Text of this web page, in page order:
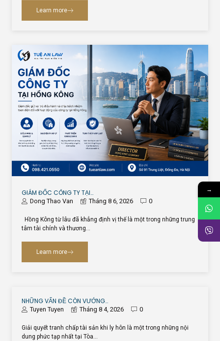
Learn more
GIÁM ĐỐC CÔNG TY TẠI…
Dong Thao Van Tháng 8 6, 2026 0
Hồng Kông từ lâu đã khẳng định vị thế là một trong những trung
tâm tài chính và thương…
Learn more
NHỮNG VẤN ĐỀ CÒN VƯỚNG…
Tuyen Tuyen Tháng 8 4, 2026 0
Giải quyết tranh chấp tài sản khi ly hôn là một trong những nội
dung phức tạp nhất tại Tòa…
→